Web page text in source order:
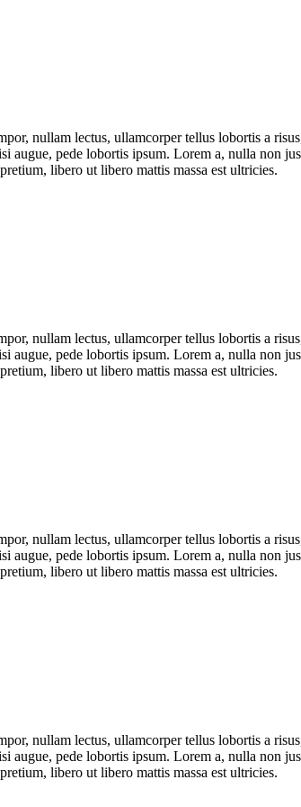
nullam lectus, ullamcorper tellus lobortis a
pede lobortis ipsum. Lorem a, nulla non
libero ut libero mattis massa est ultricies.
nullam lectus, ullamcorper tellus lobortis a
pede lobortis ipsum. Lorem a, nulla non
libero ut libero mattis massa est ultricies.
nullam lectus, ullamcorper tellus lobortis a
pede lobortis ipsum. Lorem a, nulla non
libero ut libero mattis massa est ultricies.
nullam lectus, ullamcorper tellus lobortis a
pede lobortis ipsum. Lorem a, nulla non
libero ut libero mattis massa est ultricies.